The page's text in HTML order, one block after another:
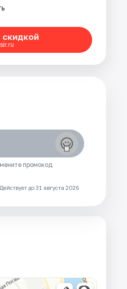
скидкой
промокод
Действует до 31 августа 2026